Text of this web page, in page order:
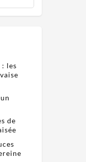
: les
de